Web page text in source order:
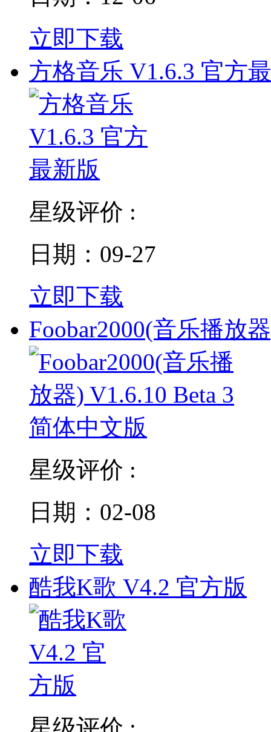
立即下载
方格音乐 V1.6.3 官方
星级评价 :
日期：09-27
立即下载
Foobar2000(音乐播放
星级评价 :
日期：02-08
立即下载
酷我K歌 V4.2 官方版